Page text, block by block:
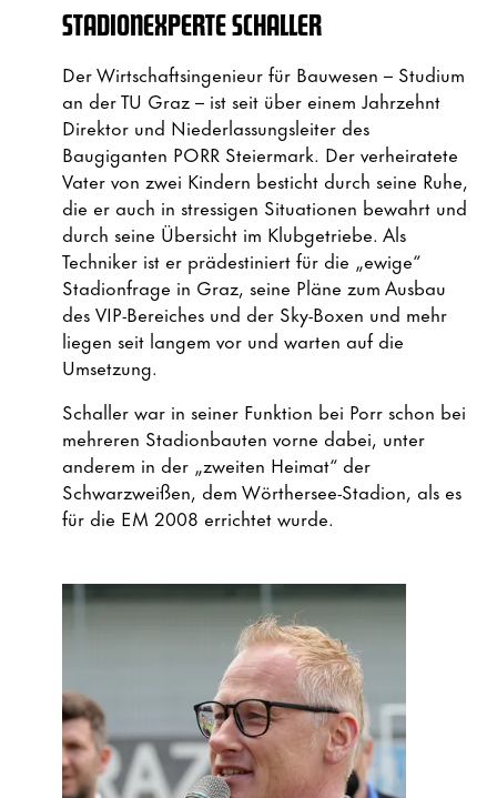
STADIONEXPERTE SCHALLER
Der Wirtschaftsingenieur für Bauwesen – Studium
an der TU Graz – ist seit über einem Jahrzehnt
Direktor und Niederlassungsleiter des
Baugiganten PORR Steiermark. Der verheiratete
Vater von zwei Kindern besticht durch seine Ruhe,
die er auch in stressigen Situationen bewahrt und
durch seine Übersicht im Klubgetriebe. Als
Techniker ist er prädestiniert für die „ewige“
Stadionfrage in Graz, seine Pläne zum Ausbau
des VIP-Bereiches und der Sky-Boxen und mehr
liegen seit langem vor und warten auf die
Umsetzung.
Schaller war in seiner Funktion bei Porr schon bei
mehreren Stadionbauten vorne dabei, unter
anderem in der „zweiten Heimat“ der
Schwarzweißen, dem Wörthersee-Stadion, als es
für die EM 2008 errichtet wurde.